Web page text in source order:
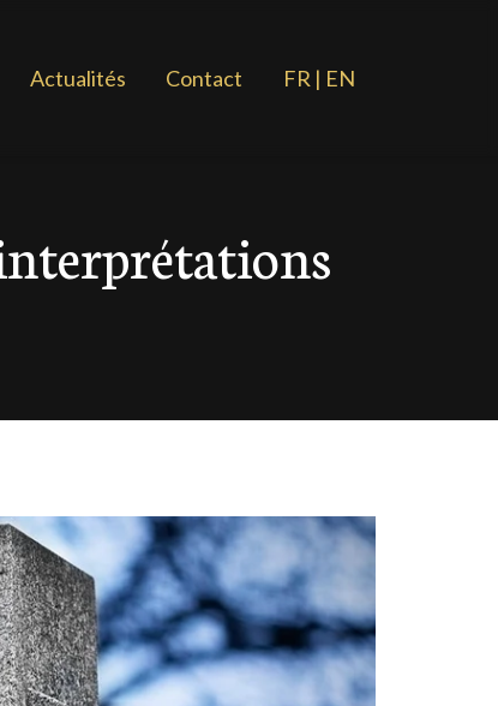
Actualités Contact FR | EN